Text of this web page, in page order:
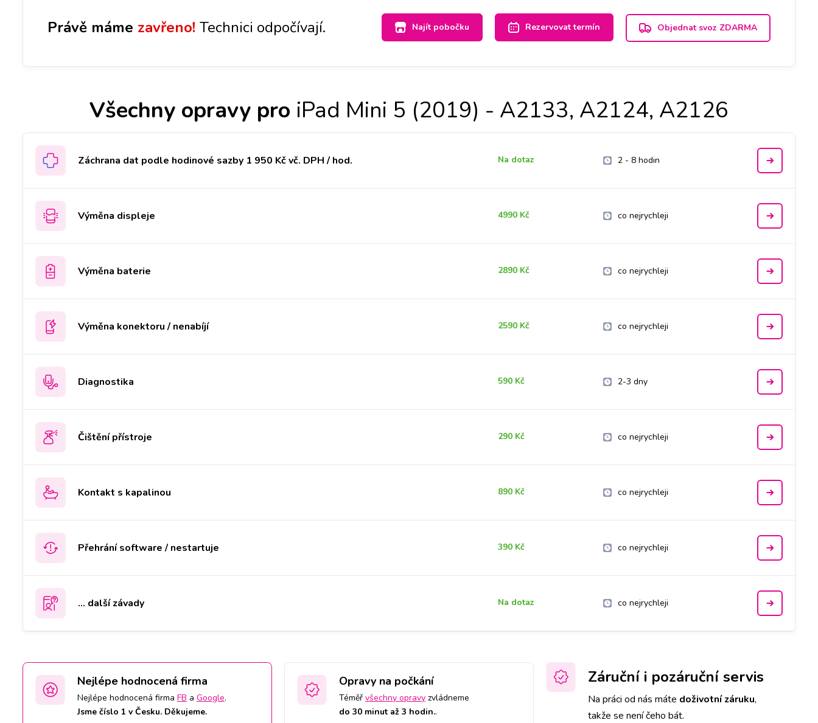
Právě máme zavřeno! Technici odpočívají. Najít pobočku Rezervovat termín Objednat svoz ZDARMA
Všechny opravy pro iPad Mini 5 (2019) - A2133, A2124, A2126
Záchrana dat podle hodinové sazby 1 950 Kč vč. DPH / hod. Na dotaz 2 - 8 hodin
Výměna displeje 4990 Kč co nejrychleji
Výměna baterie 2890 Kč co nejrychleji
Výměna konektoru / nenabíjí 2590 Kč co nejrychleji
Diagnostika 590 Kč 2-3 dny
Čištění přístroje 290 Kč co nejrychleji
Kontakt s kapalinou 890 Kč co nejrychleji
Přehrání software / nestartuje 390 Kč co nejrychleji
... další závady Na dotaz co nejrychleji
Nejlépe hodnocená firma
Nejlépe hodnocená firma FB a Google.
Jsme číslo 1 v Česku. Děkujeme.
Opravy na počkání
Téměř všechny opravy zvládneme
do 30 minut až 3 hodin..
Záruční i pozáruční servis
Na práci od nás máte doživotní záruku,
takže se není čeho bát.